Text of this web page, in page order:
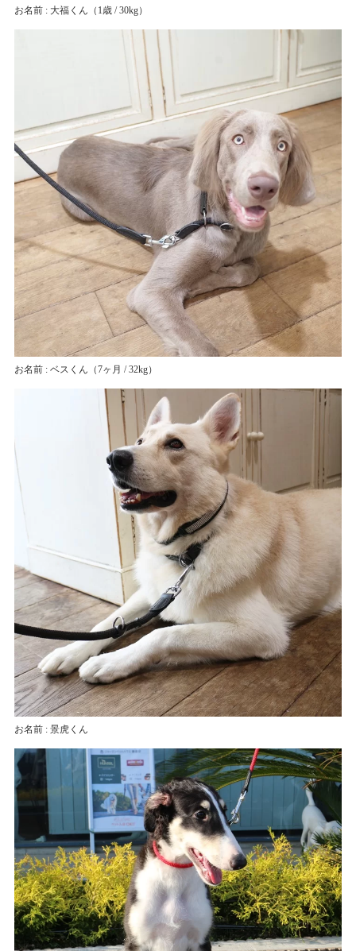
お名前 : 大福くん （1歳 / 30kg）
お名前 : ベスくん （7ヶ月 / 32kg）
お名前 : 景虎くん